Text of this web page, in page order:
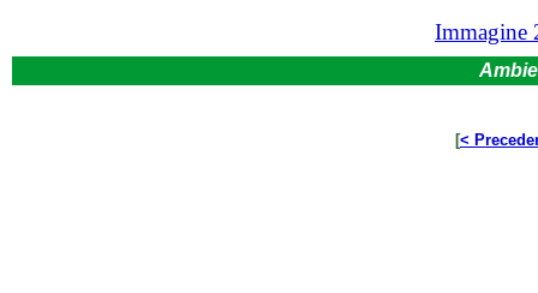
Immagine
[<